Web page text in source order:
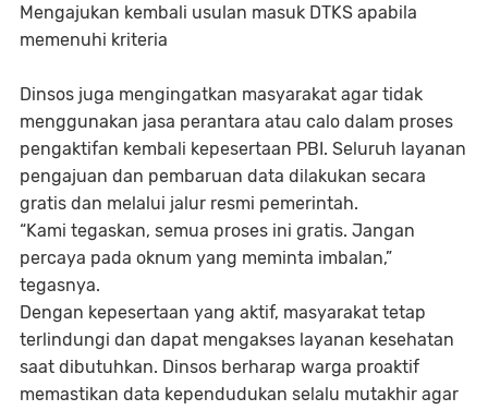
Mengajukan kembali usulan masuk DTKS apabila
memenuhi kriteria
Dinsos juga mengingatkan masyarakat agar tidak
menggunakan jasa perantara atau calo dalam proses
pengaktifan kembali kepesertaan PBI. Seluruh layanan
pengajuan dan pembaruan data dilakukan secara
gratis dan melalui jalur resmi pemerintah.
“Kami tegaskan, semua proses ini gratis. Jangan
percaya pada oknum yang meminta imbalan,”
tegasnya.
Dengan kepesertaan yang aktif, masyarakat tetap
terlindungi dan dapat mengakses layanan kesehatan
saat dibutuhkan. Dinsos berharap warga proaktif
memastikan data kependudukan selalu mutakhir agar